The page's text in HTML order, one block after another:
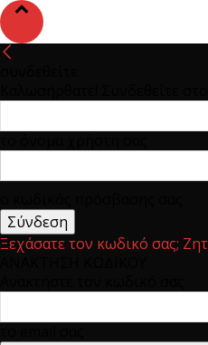
Ξεχάσατε τον κωδικό σας;